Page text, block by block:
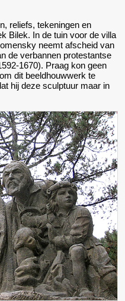
reliefs, tekeningen en
Bilek. In de tuin voor de villa
neemt afscheid van
de verbannen protestantse
1670). Praag kon geen
dit beeldhouwwerk te
hij deze sculptuur maar in